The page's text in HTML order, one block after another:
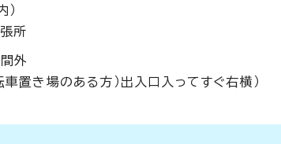
所
外
置き場のある方）出入口入ってすぐ右横）